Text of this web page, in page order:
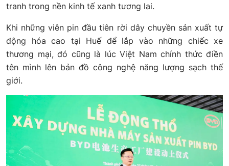
tranh trong nền kinh tế xanh tương lai.
Khi những viên pin đầu tiên rời dây chuyền sản xuất tự
động hóa cao tại Huế để lắp vào những chiếc xe
thương mại, đó cũng là lúc Việt Nam chính thức điền
tên mình lên bản đồ công nghệ năng lượng sạch thế
giới.